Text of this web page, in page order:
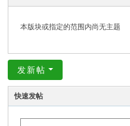
本版块或指定的范围内尚无主题
发新帖
快速发帖